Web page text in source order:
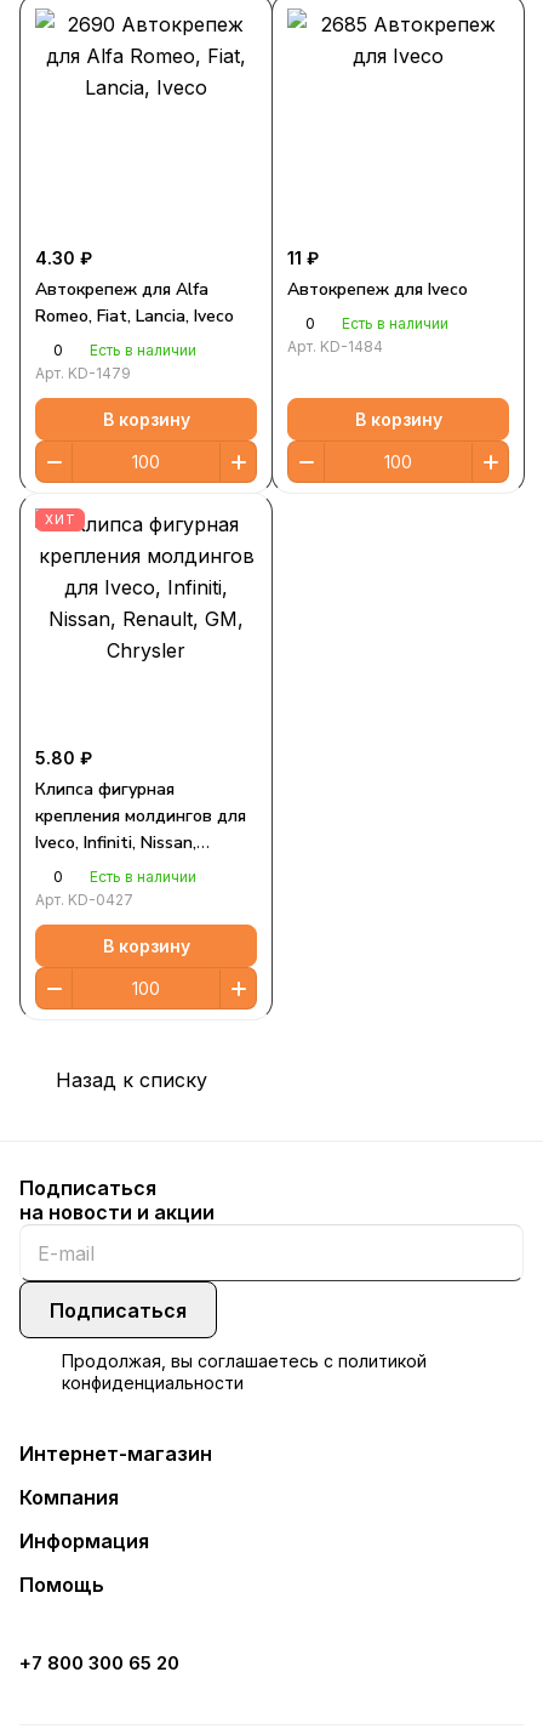
4.30 ₽
Автокрепеж для Alfa
Romeo, Fiat, Lancia, Iveco
0
Есть в наличии
Арт. KD-1479
В корзину
11 ₽
Автокрепеж для Iveco
0
Есть в наличии
Арт. KD-1484
В корзину
ХИТ
5.80 ₽
Клипса фигурная
крепления молдингов для
Iveco, Infiniti, Nissan,
Renault, GM, Chrysler
0
Есть в наличии
Арт. KD-0427
В корзину
Назад к списку
Подписаться
на новости и акции
Подписаться
Продолжая, вы соглашаетесь с политикой
конфиденциальности
Интернет-магазин
Компания
Информация
Помощь
+7 800 300 65 20